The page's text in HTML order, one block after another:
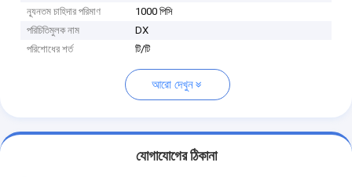
ন্যূনতম চাহিদার পরিমাণ
1000 পিসি
পরিচিতিমুলক নাম
DX
পরিশোধের শর্ত
টি/টি
আরো দেখুন
যোগাযোগের ঠিকানা